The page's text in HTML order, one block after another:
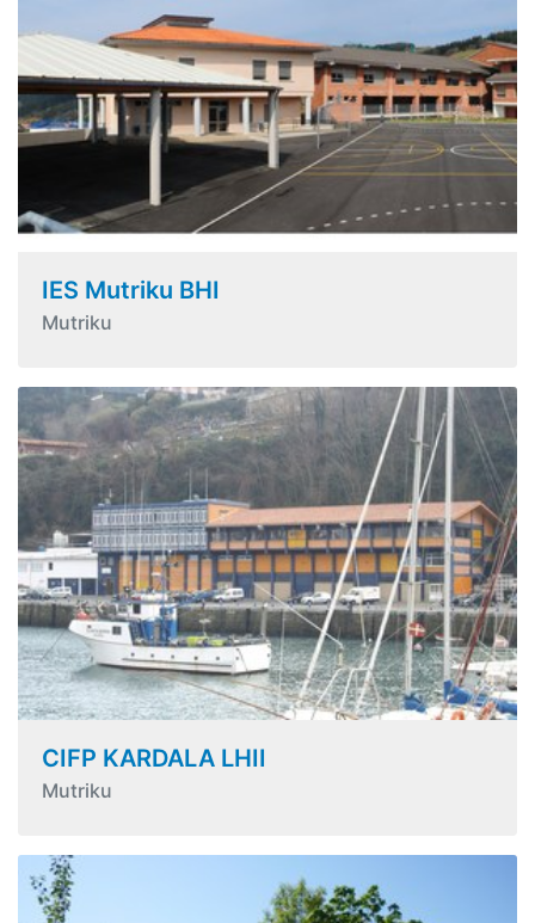
IES Mutriku BHI
Mutriku
CIFP KARDALA LHII
Mutriku